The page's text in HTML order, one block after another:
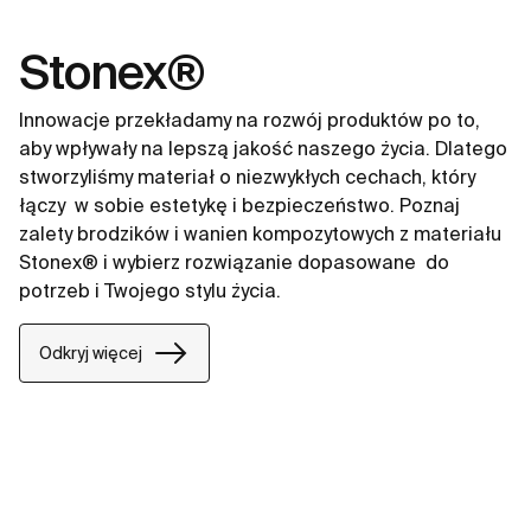
Stonex®
Innowacje przekładamy na rozwój produktów po to,
aby wpływały na lepszą jakość naszego życia. Dlatego
stworzyliśmy materiał o niezwykłych cechach, który
łączy ​ w sobie estetykę i bezpieczeństwo. Poznaj
zalety brodzików i wanien kompozytowych z materiału
Stonex® i wybierz rozwiązanie dopasowane ​ do
potrzeb i Twojego stylu życia.​
Odkryj więcej